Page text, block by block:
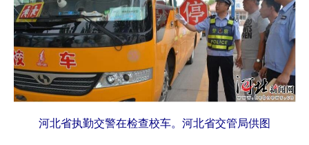
河北省执勤交警在检查校车。河北省交管局供图